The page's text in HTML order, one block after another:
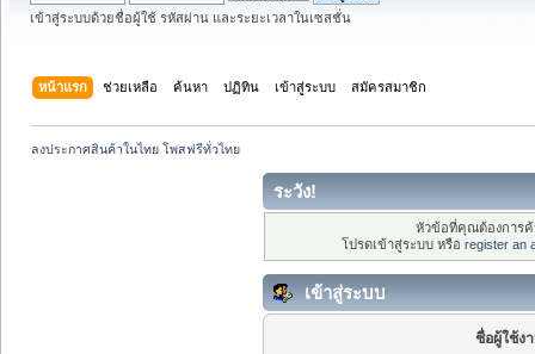
เข้าสู่ระบบด้วยชื่อผู้ใช้ รหัสผ่าน และระยะเวลาในเซสชั่น
หน้าแรก ช่วยเหลือ ค้นหา ปฏิทิน เข้าสู่ระบบ สมัครสมาชิก
ลงประกาศสินค้าในไทย โพสฟรีทั่วไทย
ระวัง!
หัวข้อที่คุณต้องการ
โปรดเข้าสู่ระบบ หรือ register an
เข้าสู่ระบบ
ชื่อผู้ใช้ง